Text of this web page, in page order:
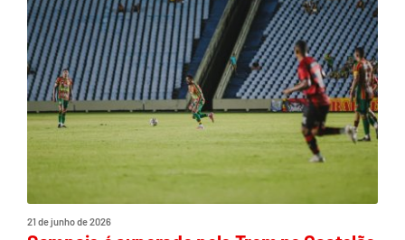
21 de junho de 2026